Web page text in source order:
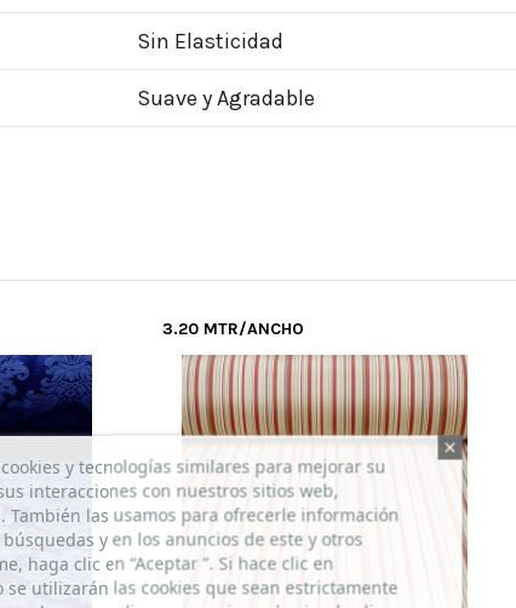
Sin Elasticidad
Suave y Agradable
3.20 MTR/ANCHO
y tecnologías similares para mejorar su
interacciones con nuestros sitios web,
También las usamos para ofrecerle información
y en los anuncios de este y otros
haga clic en “Aceptar ”. Si hace clic en
se utilizarán las cookies que sean estrictamente